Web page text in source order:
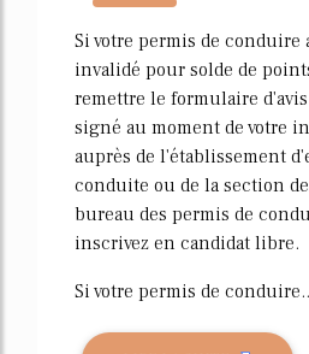
3342%
Si votre permis de conduire
invalidé pour solde de
remettre le formulaire
signé au moment de votre
auprès de l'établissement
conduite ou de la section
bureau des permis de
inscrivez en candidat libre.
Si votre permis de